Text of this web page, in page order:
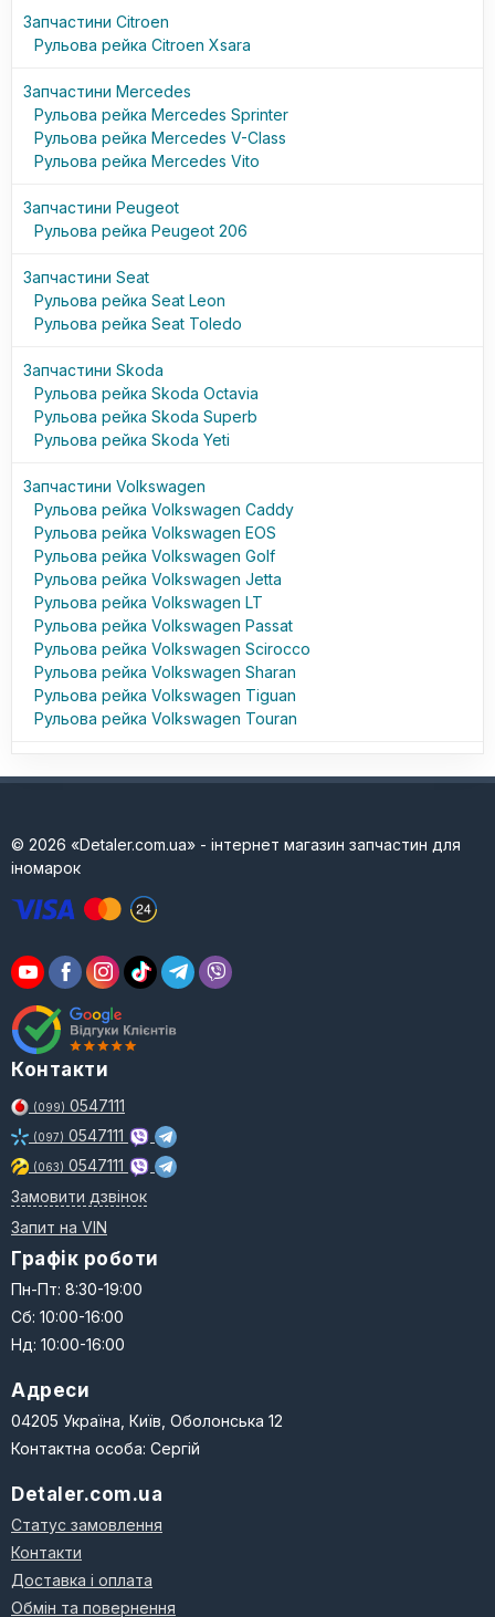
Запчастини Citroen
Рульова рейка Citroen Xsara
Запчастини Mercedes
Рульова рейка Mercedes Sprinter
Рульова рейка Mercedes V-Class
Рульова рейка Mercedes Vito
Запчастини Peugeot
Рульова рейка Peugeot 206
Запчастини Seat
Рульова рейка Seat Leon
Рульова рейка Seat Toledo
Запчастини Skoda
Рульова рейка Skoda Octavia
Рульова рейка Skoda Superb
Рульова рейка Skoda Yeti
Запчастини Volkswagen
Рульова рейка Volkswagen Caddy
Рульова рейка Volkswagen EOS
Рульова рейка Volkswagen Golf
Рульова рейка Volkswagen Jetta
Рульова рейка Volkswagen LT
Рульова рейка Volkswagen Passat
Рульова рейка Volkswagen Scirocco
Рульова рейка Volkswagen Sharan
Рульова рейка Volkswagen Tiguan
Рульова рейка Volkswagen Touran
© 2026 «Detaler.com.ua» - інтернет магазин запчастин для
іномарок
Контакти
(099) 0547111
(097) 0547111
(063) 0547111
Замовити дзвінок
Запит на VIN
Графік роботи
Пн-Пт: 8:30-19:00
Сб: 10:00-16:00
Нд: 10:00-16:00
Адреси
04205 Україна, Київ, Оболонська 12
Контактна особа: Сергій
Detaler.com.ua
Статус замовлення
Контакти
Доставка і оплата
Обмін та повернення